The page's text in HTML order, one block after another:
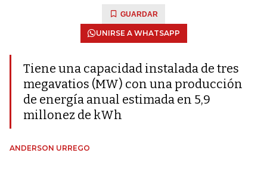
GUARDAR
UNIRSE A WHATSAPP
Tiene una capacidad instalada de tres
megavatios (MW) con una producción
de energía anual estimada en 5,9
millonez de kWh
ANDERSON URREGO